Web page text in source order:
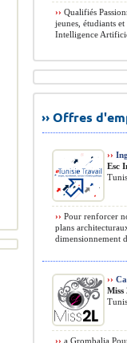
›› Qualifiés
jeunes, étudiants
Intelligence
›› Offres
››
Esc
›› Pour renforcer
plans
dimensionnement
››
Miss
›› a Grombalia